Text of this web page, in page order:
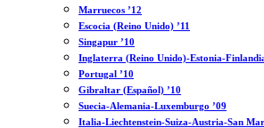
Marruecos ’12
Escocia (Reino Unido) ’11
Singapur ’10
Inglaterra (Reino Unido)-Estonia-
Portugal ’10
Gibraltar (Español) ’10
Suecia-Alemania-Luxemburgo ’09
Italia-Liechtenstein-Suiza-Austria-San